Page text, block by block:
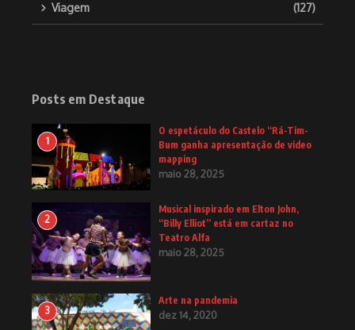
Viagem (127)
Posts em Destaque
1
O espetáculo do Castelo “Rá-Tim-
Bum ganha apresentação de video
mapping
maio 28, 2025
2
Musical inspirado em Elton John,
“Billy Elliot” está em cartaz no
Teatro Alfa
maio 28, 2025
3
Arte na pandemia
dez 14, 2020